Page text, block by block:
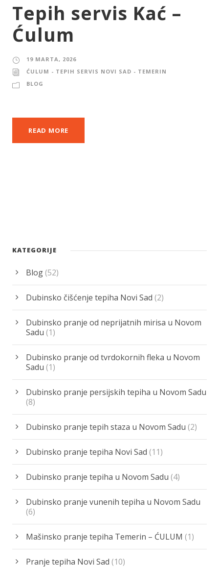
Tepih servis Kać –
Ćulum
19 MARTA, 2026
ĆULUM - TEPIH SERVIS NOVI SAD - TEMERIN
BLOG
READ MORE
KATEGORIJE
Blog(52)
Dubinsko čišćenje tepiha Novi Sad (2)
Dubinsko pranje od neprijatnih mirisa u Novom
Sadu (1)
Dubinsko pranje od tvrdokornih fleka u Novom
Sadu (1)
Dubinsko pranje persijskih tepiha u Novom Sadu
(8)
Dubinsko pranje tepih staza u Novom Sadu (2)
Dubinsko pranje tepiha Novi Sad (11)
Dubinsko pranje tepiha u Novom Sadu (4)
Dubinsko pranje vunenih tepiha u Novom Sadu
(6)
Mašinsko pranje tepiha Temerin – ĆULUM (1)
Pranje tepiha Novi Sad (10)